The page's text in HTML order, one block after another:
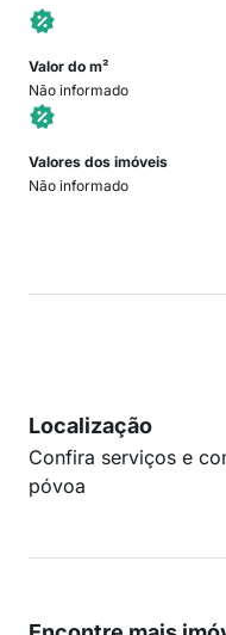
Valor do m²
Não informado
Valores dos imóveis
Não informado
Localização
Confira serviços e
póvoa